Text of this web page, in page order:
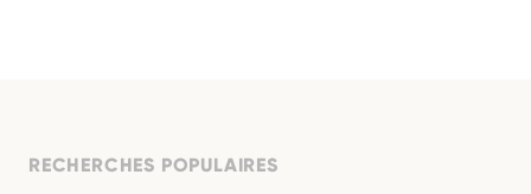
RECHERCHES POPULAIRES